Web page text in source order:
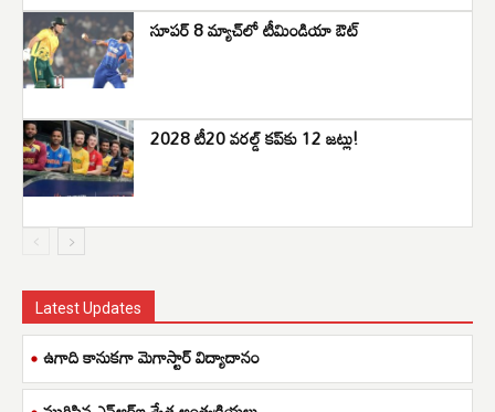
సూపర్ 8 మ్యాచ్‌లో టీమిండియా ఔట్
2028 టీ20 వరల్డ్ కప్‌కు 12 జట్లు!
Latest Updates
ఉగాది కానుకగా మెగాస్టార్ విద్యాదానం